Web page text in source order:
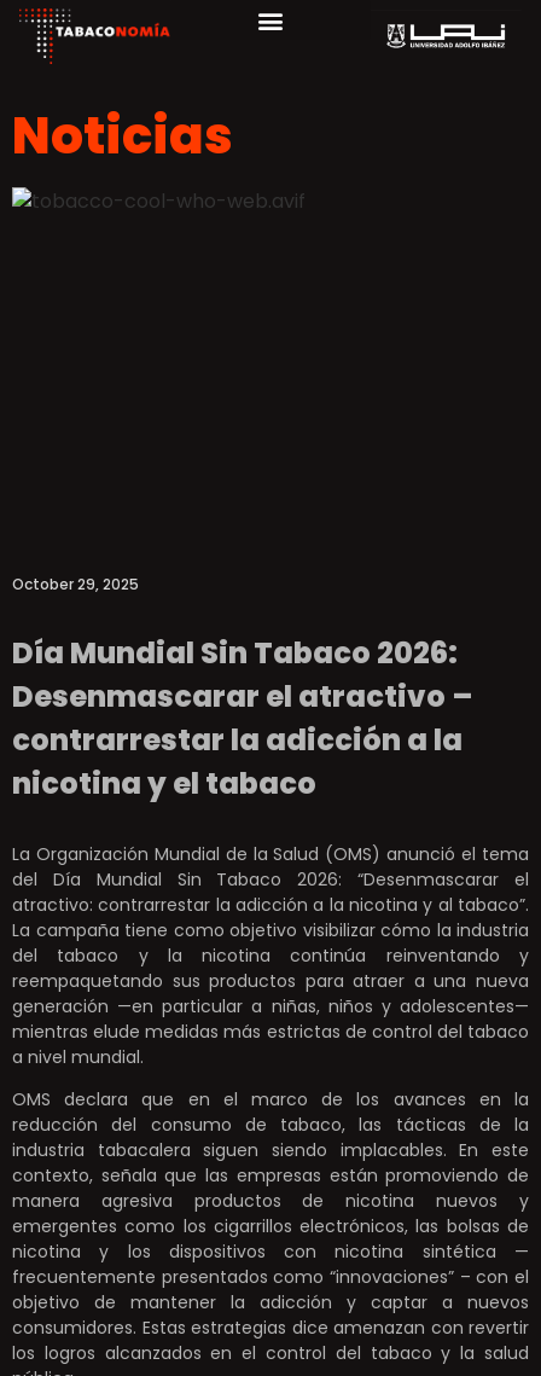
Noticias
October 29, 2025
Día Mundial Sin Tabaco 2026:
Desenmascarar el atractivo –
contrarrestar la adicción a la
nicotina y el tabaco
La Organización Mundial de la Salud (OMS) anunció el tema
del Día Mundial Sin Tabaco 2026: “Desenmascarar el
atractivo: contrarrestar la adicción a la nicotina y al tabaco”.
La campaña tiene como objetivo visibilizar cómo la industria
del tabaco y la nicotina continúa reinventando y
reempaquetando sus productos para atraer a una nueva
generación —en particular a niñas, niños y adolescentes—
mientras elude medidas más estrictas de control del tabaco
a nivel mundial.
OMS declara que en el marco de los avances en la
reducción del consumo de tabaco, las tácticas de la
industria tabacalera siguen siendo implacables. En este
contexto, señala que las empresas están promoviendo de
manera agresiva productos de nicotina nuevos y
emergentes como los cigarrillos electrónicos, las bolsas de
nicotina y los dispositivos con nicotina sintética —
frecuentemente presentados como “innovaciones” – con el
objetivo de mantener la adicción y captar a nuevos
consumidores. Estas estrategias dice amenazan con revertir
los logros alcanzados en el control del tabaco y la salud